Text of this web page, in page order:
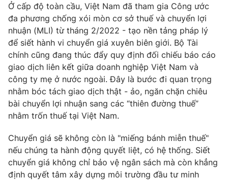
Ở cấp độ toàn cầu, Việt Nam đã tham gia Công ước
đa phương chống xói mòn cơ sở thuế và chuyển lợi
nhuận (MLI) từ tháng 2/2022 - tạo nền tảng pháp lý
để siết hành vi chuyển giá xuyên biên giới. Bộ Tài
chính cũng đang thúc đẩy quy định đối chiếu báo cáo
giao dịch liên kết giữa doanh nghiệp Việt Nam và
công ty mẹ ở nước ngoài. Đây là bước đi quan trọng
nhằm bóc tách giao dịch thật - ảo, ngăn chặn chiêu
bài chuyển lợi nhuận sang các “thiên đường thuế”
nhằm trốn thuế tại Việt Nam.
Chuyển giá sẽ không còn là "miếng bánh miễn thuế"
nếu chúng ta hành động quyết liệt, có hệ thống. Siết
chuyển giá không chỉ bảo vệ ngân sách mà còn khẳng
định quyết tâm xây dựng môi trường đầu tư minh